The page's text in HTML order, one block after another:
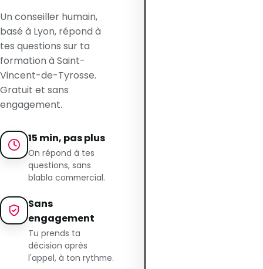
Un conseiller humain,
basé à Lyon, répond à
tes questions sur ta
formation à Saint-
Vincent-de-Tyrosse.
Gratuit et sans
engagement.
15 min, pas plus
On répond à tes
questions, sans
blabla commercial.
Sans
engagement
Tu prends ta
décision après
l'appel, à ton rythme.